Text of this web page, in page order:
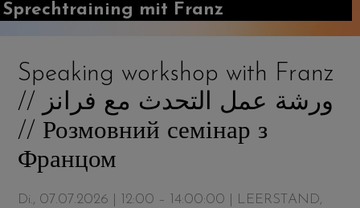
Sprechtraining mit Franz
Speaking workshop with Franz
// ورشة عمل التحدث مع فرانز
// Розмовний семінар з
Францом
Di., 07.07.2026 | 12:00 – 14:00:00 | LEERSTAND,